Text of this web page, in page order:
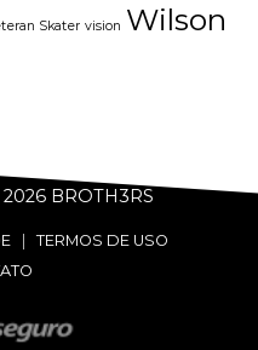
Skater vision Wilson
BROTH3RS
TERMOS DE USO